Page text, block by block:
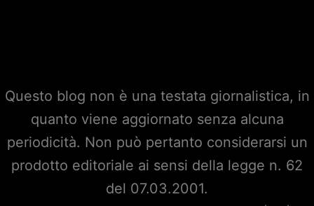
Questo blog non è una testata giornalistica, in
quanto viene aggiornato senza alcuna
periodicità. Non può pertanto considerarsi un
prodotto editoriale ai sensi della legge n. 62
del 07.03.2001.